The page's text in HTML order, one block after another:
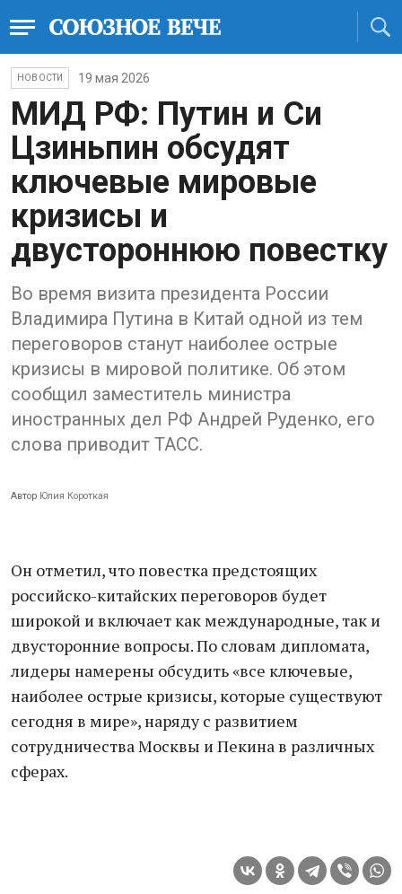
НОВОСТИ 19 мая 2026
МИД РФ: Путин и Си
Цзиньпин обсудят
ключевые мировые
кризисы и
двустороннюю повестку
Во время визита президента России
Владимира Путина в Китай одной из тем
переговоров станут наиболее острые
кризисы в мировой политике. Об этом
сообщил заместитель министра
иностранных дел РФ Андрей Руденко, его
слова приводит ТАСС.
Автор Юлия Короткая
Он отметил, что повестка предстоящих
российско-китайских переговоров будет
широкой и включает как международные, так и
двусторонние вопросы. По словам дипломата,
лидеры намерены обсудить «все ключевые,
наиболее острые кризисы, которые существуют
сегодня в мире», наряду с развитием
сотрудничества Москвы и Пекина в различных
сферах.